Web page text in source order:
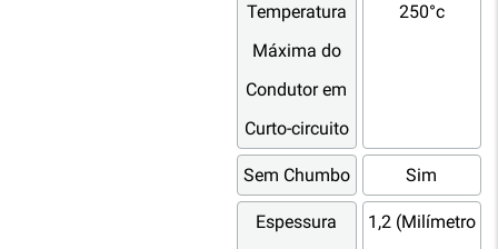
Temperatura
Máxima do
Condutor em
Curto-circuito
250°c
Sem Chumbo Sim
Espessura
1,2 (Milímetro